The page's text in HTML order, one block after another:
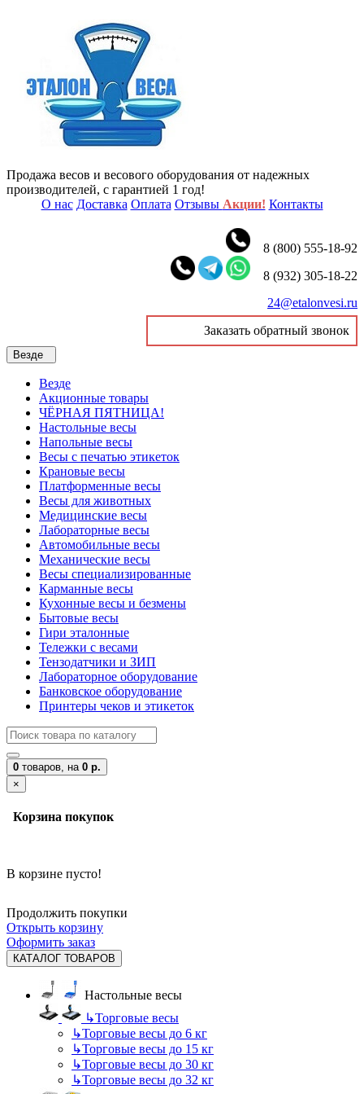
Продажа весов и весового оборудования от надежных
производителей, с гарантией 1 год!
О нас Доставка Оплата Отзывы Акции! Контакты
8 (800) 555-18-92
8 (932) 305-18-22
24@etalonvesi.ru
Заказать обратный звонок
Везде
Везде
Акционные товары
ЧЁРНАЯ ПЯТНИЦА!
Настольные весы
Напольные весы
Весы с печатью этикеток
Крановые весы
Платформенные весы
Весы для животных
Медицинские весы
Лабораторные весы
Автомобильные весы
Механические весы
Весы специализированные
Карманные весы
Кухонные весы и безмены
Бытовые весы
Гири эталонные
Тележки с весами
Тензодатчики и ЗИП
Лабораторное оборудование
Банковское оборудование
Принтеры чеков и этикеток
0 товаров, на 0 р.
×
Корзина покупок
В корзине пусто!
Продолжить покупки
Открыть корзину
Оформить заказ
КАТАЛОГ ТОВАРОВ
Настольные весы
↳Торговые весы
↳Торговые весы до 6 кг
↳Торговые весы до 15 кг
↳Торговые весы до 30 кг
↳Торговые весы до 32 кг